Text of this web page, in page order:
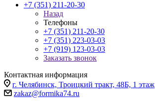
+7 (351) 211-20-30
Назад
Телефоны
+7 (351) 211-20-30
+7 (351) 223-03-03
+7 (919) 123-03-03
Заказать звонок
Контактная информация
г. Челябинск, Троицкий тракт, 48Б, 1 этаж
zakaz@formika74.ru